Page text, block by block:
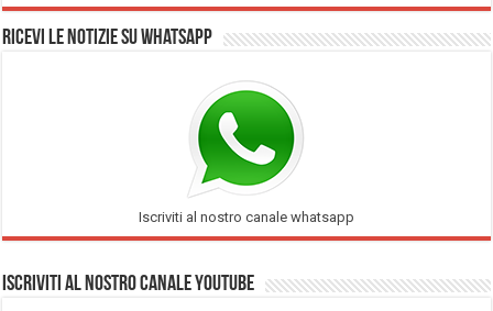
Ricevi le notizie su Whatsapp
Iscriviti al nostro canale whatsapp
Iscriviti al nostro Canale Youtube